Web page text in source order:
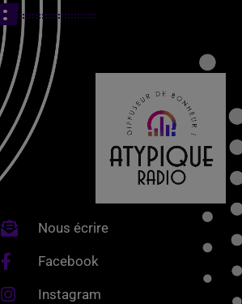
Nous écrire
Facebook
Instagram